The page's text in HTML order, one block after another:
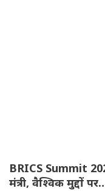
BRICS Summit
मंत्री, वैश्विक मुद्दों